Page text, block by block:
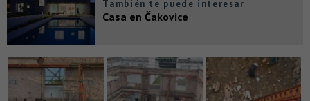
También te puede interesar
Casa en Čakovice